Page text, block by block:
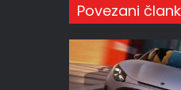
Povezani